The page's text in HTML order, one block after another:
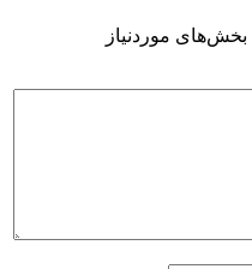
بخش‌های موردنیاز